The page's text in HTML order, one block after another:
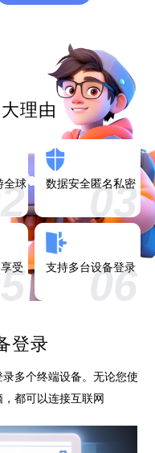
大理由
全球 03
数据安全匿名私密
受 06
支持多台设备登录
登录
多个终端设备。无论您使
都可以连接互联网